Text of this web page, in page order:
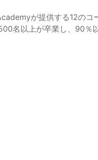
が提供する12のコ
名以上が卒業し、90％